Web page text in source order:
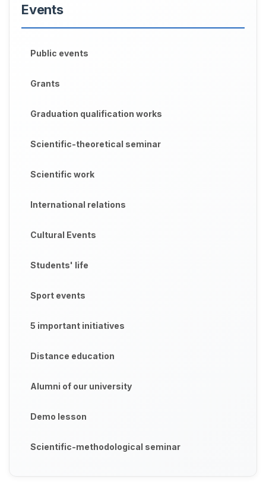
Events
Public events
Grants
Graduation qualification works
Scientific-theoretical seminar
Scientific work
International relations
Cultural Events
Students' life
Sport events
5 important initiatives
Distance education
Alumni of our university
Demo lesson
Scientific-methodological seminar